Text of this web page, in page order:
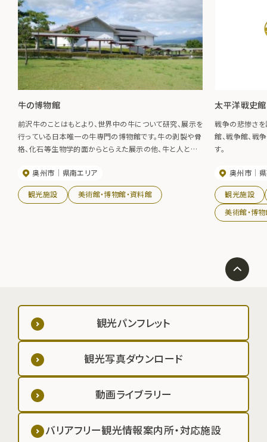
牛の博物館
前沢牛のことはもとより、世界中の牛について研究、展示を
行っている日本唯一の牛専門の博物館です。牛の剥製や骨
格、化石等生物学的面からとらえた展示の他、牛と人との
ます。部位別のおいしい牛肉料理紹介等もあり、小学生か
ら大人まで楽しめる展示内容です。
奥州市 県南エリア
観光施設 美術館・博物館・資料館
太平洋戦史館
戦争の悲惨さを
館、戦争館、戦
す。
奥州市
観光施設
美術館・博
観光パンフレット
観光写真ダウンロード
動画ライブラリー
バリアフリー観光情報案内所・対応施設